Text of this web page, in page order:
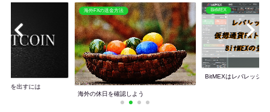
益を出すには
海外FXの送金方法
海外の休日を確認しよう
BitMEX
BitMEXはレバレッジ